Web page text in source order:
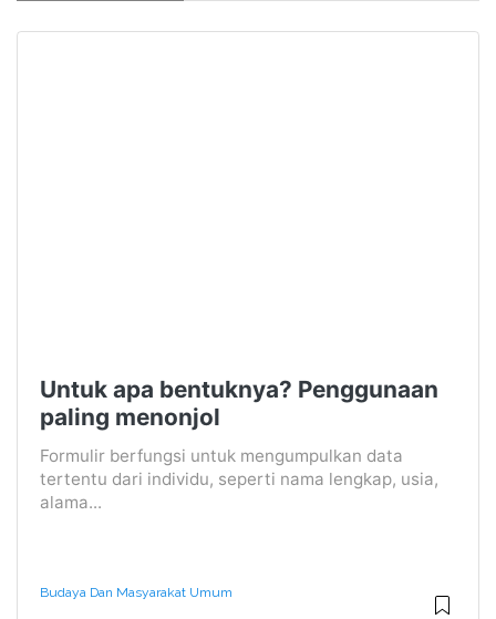
Untuk apa bentuknya? Penggunaan
paling menonjol
Formulir berfungsi untuk mengumpulkan data
tertentu dari individu, seperti nama lengkap, usia,
alama...
Budaya Dan Masyarakat Umum